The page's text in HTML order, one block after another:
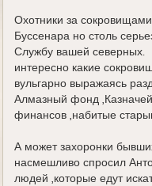
Охотники за
Буссенара но столь
Службу вашей северных.
интересно какие
вульгарно выражаясь
Алмазный фонд
финансов ,набитые
А может захоронки
насмешливо спросил
людей ,которые едут